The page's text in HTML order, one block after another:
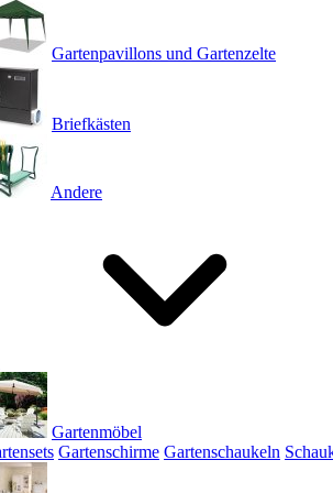
Gartenpavillons und Gartenzelte
Briefkästen
Andere
Gartenmöbel
Gartenschirme Gartenschaukeln